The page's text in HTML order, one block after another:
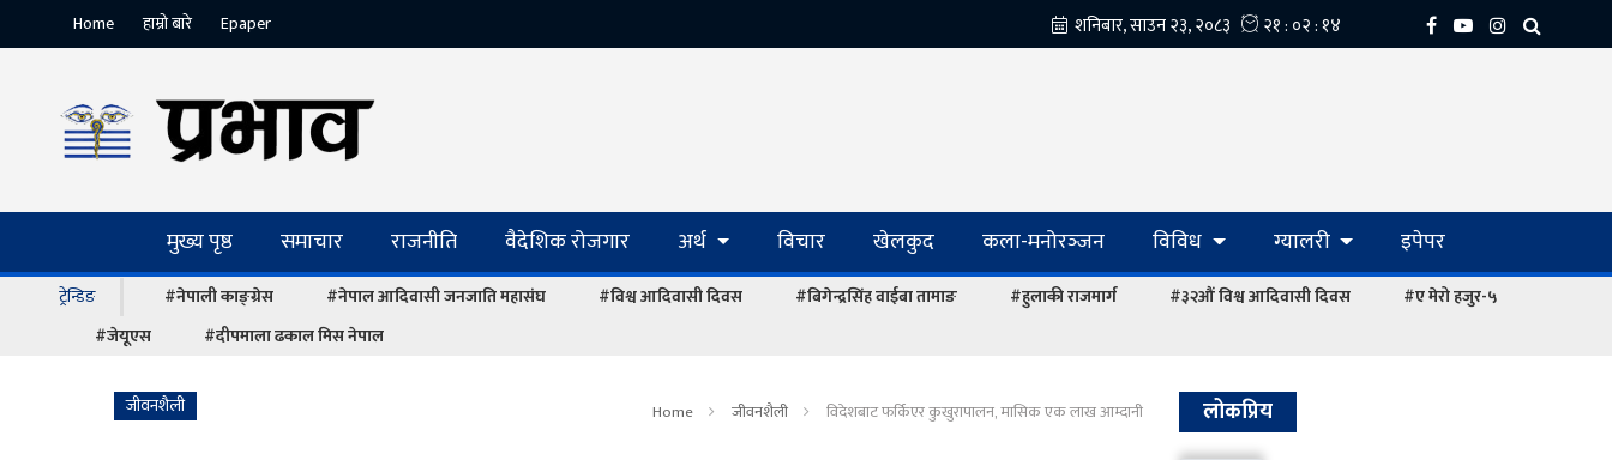
Home हाम्रो बारे Epaper
मुख्य पृष्ठ समाचार राजनीति वैदेशिक रोजगार अर्थ विचार खेलकुद कला-मनोरञ्‍जन विविध ग्यालरी इपेपर
ट्रेन्डिङ #नेपाली काङ्ग्रेस #नेपाल आदिवासी जनजाति महासंघ #विश्व आदिवासी दिवस #बिगेन्द्रसिंह वाईबा तामाङ #हुलाकी राजमार्ग #३२औं विश्व आदिवासी दिवस
#ए मेरो हजुर-५
#जेयूएस
#दीपमाला ढकाल मिस नेपाल
जीवनशैली Home जीवनशैली विदेशबाट फर्किएर कुखुरापालन, मासिक एक लाख आम्दानी लोकप्रिय